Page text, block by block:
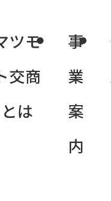
ツモ
交商
とは
事
業
案
内